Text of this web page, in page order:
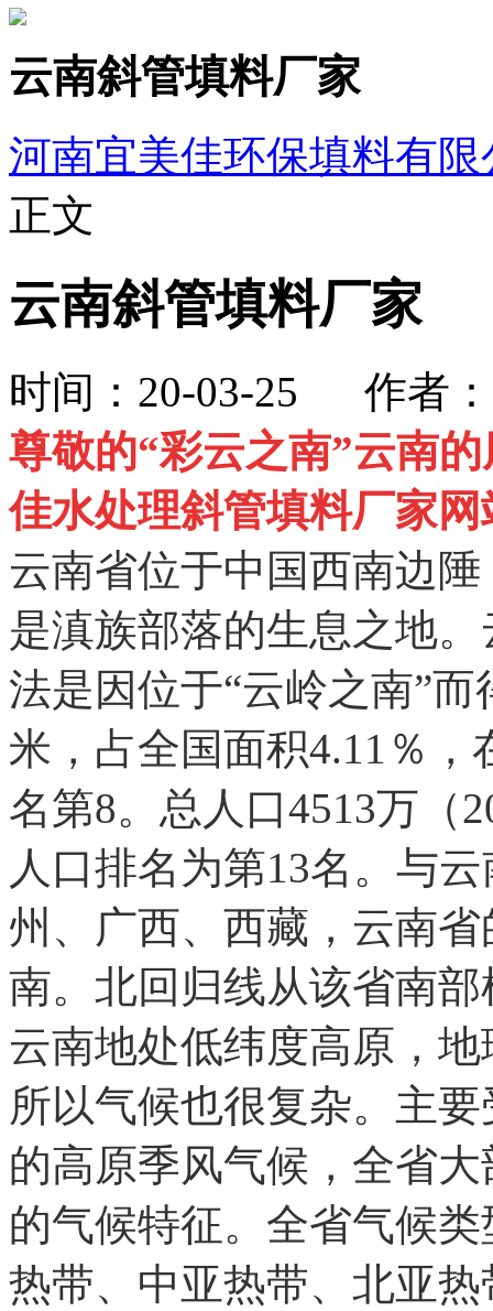
云南斜管填料厂家
河南宜美佳环保填料有限
正文
云南斜管填料厂家
时间：20-03-25 作者
尊敬的“彩云之南”云南
佳水处理斜管填料厂家网
云南省位于中国西南边
是滇族部落的生息之地
法是因位于“云岭之南”
米，占全国面积4.11％
名第8。总人口4513万（
人口排名为第13名。与
州、广西、西藏，云南
南。北回归线从该省南
云南地处低纬度高原，
所以气候也很复杂。主
的高原季风气候，全省
的气候特征。全省气候
热带、中亚热带、北亚